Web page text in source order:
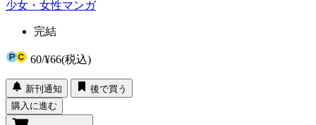
少女・女性マンガ
完結
60/¥66(税込)
新刊通知
後で買う
購入に進む